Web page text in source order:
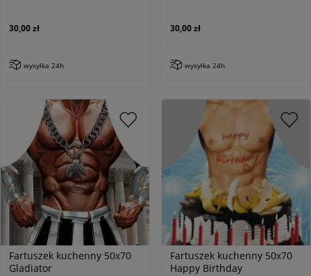
30,00 zł
wysyłka 24h
30,00 zł
wysyłka 24h
Fartuszek kuchenny 50x70
Gladiator
Fartuszek kuchenny 50x70
Happy Birthday